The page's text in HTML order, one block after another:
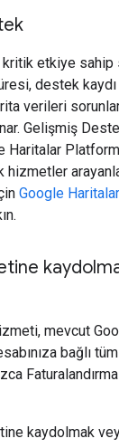
etkiye sahip
destek kaydı
verileri
Gelişmiş
Haritalar
hizmetler
Google
mevcut
bağlı
kaydolmak